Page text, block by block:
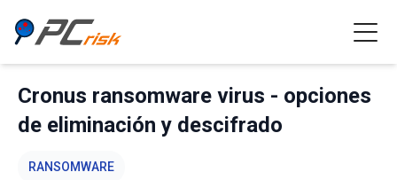
Cronus ransomware virus - opciones
de eliminación y descifrado
RANSOMWARE